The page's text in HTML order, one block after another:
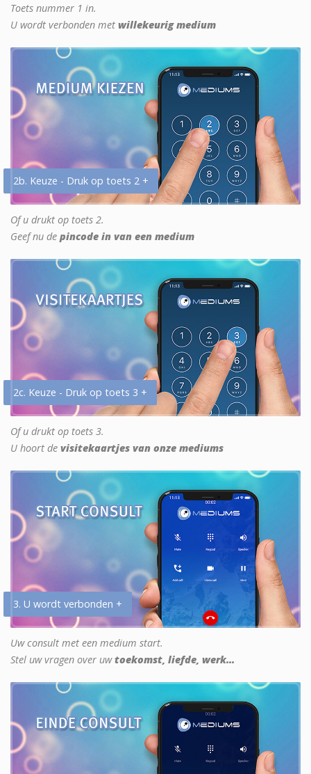
Toets nummer 1 in.
U wordt verbonden met willekeurig medium
2b. Keuze - Druk op toets 2 +
Of u drukt op toets 2.
Geef nu de pincode in van een medium
2c. Keuze - Druk op toets 3 +
Of u drukt op toets 3.
U hoort de visitekaartjes van onze mediums
3. U wordt verbonden +
Uw consult met een medium start.
Stel uw vragen over uwtoekomst, liefde, werk...